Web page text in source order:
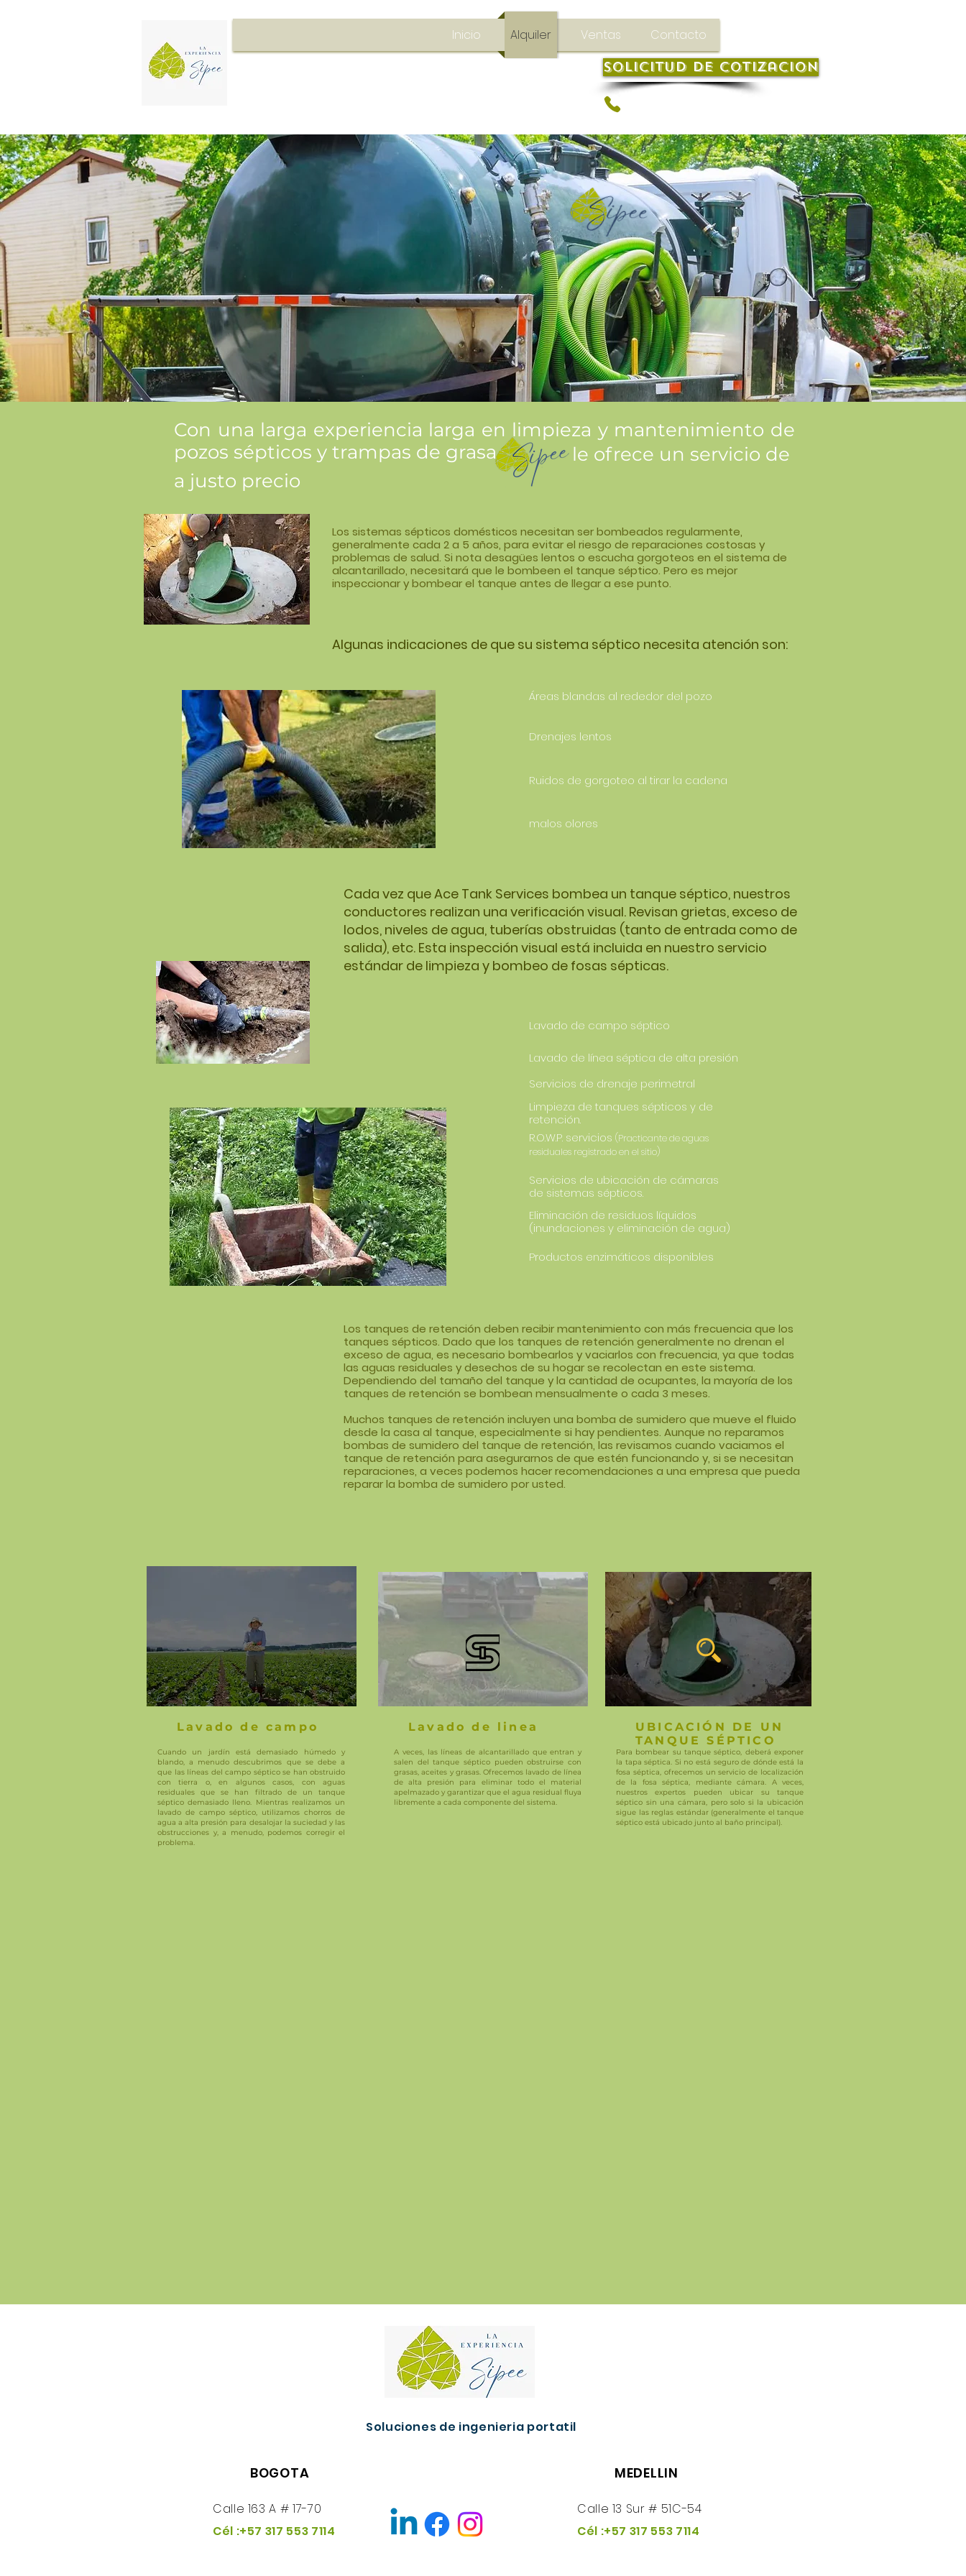
Inicio Alquiler Ventas Contacto
Solicitud de cotizacion
Con una larga experiencia larga en limpieza y mantenimiento de
pozos sépticos y trampas de grasa
le ofrece un servicio de
a justo precio
Los sistemas sépticos domésticos necesitan ser bombeados regularmente,
generalmente cada 2 a 5 años, para evitar el riesgo de reparaciones costosas y
problemas de salud. Si nota desagües lentos o escucha gorgoteos en el sistema de
alcantarillado, necesitará que le bombeen el tanque séptico. Pero es mejor
inspeccionar y bombear el tanque antes de llegar a ese punto.
Algunas indicaciones de que su sistema séptico necesita atención son:
Áreas blandas al rededor del pozo
Drenajes lentos
Ruidos de gorgoteo al tirar la cadena
malos olores
Cada vez que Ace Tank Services bombea un tanque séptico, nuestros
conductores realizan una verificación visual. Revisan grietas, exceso de
lodos, niveles de agua, tuberías obstruidas (tanto de entrada como de
salida), etc. Esta inspección visual está incluida en nuestro servicio
estándar de limpieza y bombeo de fosas sépticas.
Lavado de campo séptico
Lavado de línea séptica de alta presión
Servicios de drenaje perimetral
Limpieza de tanques sépticos y de
retención.
R.O.W.P. servicios (Practicante de aguas
residuales registrado en el sitio)
Servicios de ubicación de cámaras
de sistemas sépticos.
Eliminación de residuos líquidos
(inundaciones y eliminación de agua)
Productos enzimáticos disponibles
Los tanques de retención deben recibir mantenimiento con más frecuencia que los
tanques sépticos. Dado que los tanques de retención generalmente no drenan el
exceso de agua, es necesario bombearlos y vaciarlos con frecuencia, ya que todas
las aguas residuales y desechos de su hogar se recolectan en este sistema.
Dependiendo del tamaño del tanque y la cantidad de ocupantes, la mayoría de los
tanques de retención se bombean mensualmente o cada 3 meses.
Muchos tanques de retención incluyen una bomba de sumidero que mueve el fluido
desde la casa al tanque, especialmente si hay pendientes. Aunque no reparamos
bombas de sumidero del tanque de retención, las revisamos cuando vaciamos el
tanque de retención para asegurarnos de que estén funcionando y, si se necesitan
reparaciones, a veces podemos hacer recomendaciones a una empresa que pueda
reparar la bomba de sumidero por usted.
Lavado de campo
Cuando un jardín está demasiado húmedo y
blando, a menudo descubrimos que se debe a
que las líneas del campo séptico se han obstruido
con tierra o, en algunos casos, con aguas
residuales que se han filtrado de un tanque
séptico demasiado lleno. Mientras realizamos un
lavado de campo séptico, utilizamos chorros de
agua a alta presión para desalojar la suciedad y las
obstrucciones y, a menudo, podemos corregir el
problema.
Lavado de linea
A veces, las líneas de alcantarillado que entran y
salen del tanque séptico pueden obstruirse con
grasas, aceites y grasas. Ofrecemos lavado de línea
de alta presión para eliminar todo el material
apelmazado y garantizar que el agua residual fluya
libremente a cada componente del sistema.
UBICACIÓN DE UN
TANQUE SÉPTICO
Para bombear su tanque séptico, deberá exponer
la tapa séptica. Si no está seguro de dónde está la
fosa séptica, ofrecemos un servicio de localización
de la fosa séptica, mediante cámara. A veces,
nuestros expertos pueden ubicar su tanque
séptico sin una cámara, pero solo si la ubicación
sigue las reglas estándar (generalmente el tanque
séptico está ubicado junto al baño principal).
Soluciones de ingenieria portatil
BOGOTA
Calle 163 A # 17-70
Cél :+57 317 553 7114
MEDELLIN
Calle 13 Sur # 51C-54
Cél :+57 317 553 7114